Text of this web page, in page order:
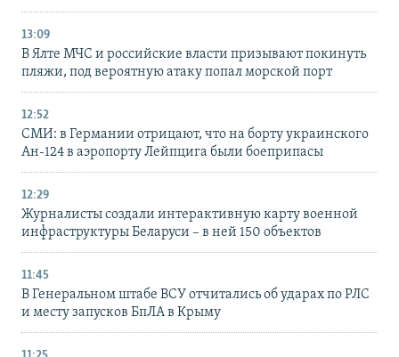
13:09
В Ялте МЧС и российские власти призывают покинуть
пляжи, под вероятную атаку попал морской порт
12:52
СМИ: в Германии отрицают, что на борту украинского
Ан-124 в аэропорту Лейпцига были боеприпасы
12:29
Журналисты создали интерактивную карту военной
инфраструктуры Беларуси – в ней 150 объектов
11:45
В Генеральном штабе ВСУ отчитались об ударах по РЛС
и месту запусков БпЛА в Крыму